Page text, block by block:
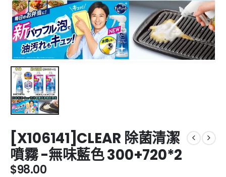
[X106141]CLEAR 除菌清潔
噴霧 -無味藍色 300+720*2
$98.00